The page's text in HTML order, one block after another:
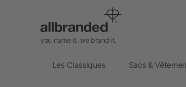
you name it. we brand it.
Les Classiques Sacs &